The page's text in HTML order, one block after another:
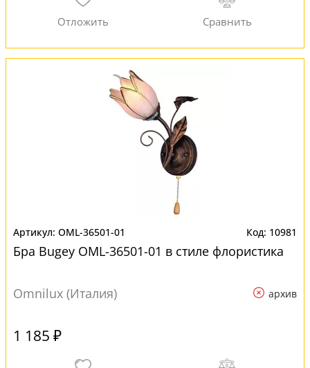
OML-36501-01 10981
Бра Bugey OML-36501-01 в стиле флористика
Omnilux (Италия) архив
1 185 ₽